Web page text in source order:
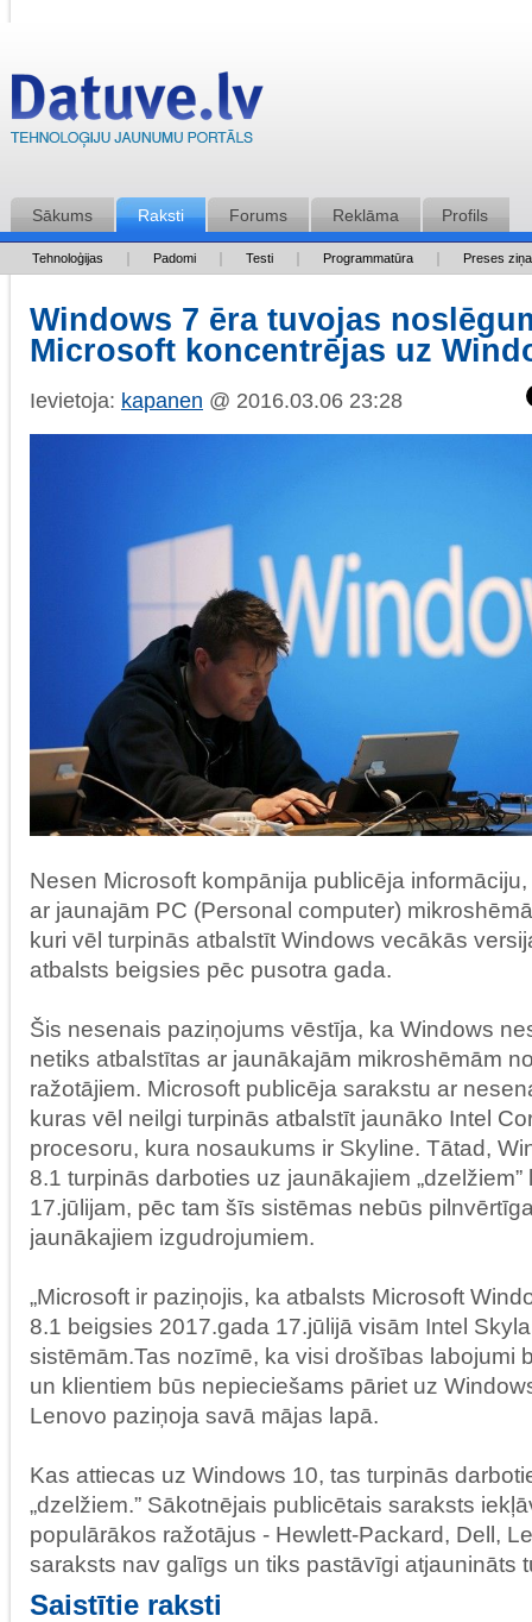
Sākums Raksti Forums Reklāma Profils
Tehnoloģijas Padomi Testi Programmatūra Preses
Windows 7 ēra tuvojas
Microsoft koncentrējas uz
Ievietoja: kapanen @ 2016.03.06 23:28
Nesen Microsoft kompānija publicēja
ar jaunajām PC (Personal computer)
kuri vēl turpinās atbalstīt Windows vecākās
atbalsts beigsies pēc pusotra gada.
Šis nesenais paziņojums vēstīja, ka Windows
netiks atbalstītas ar jaunākajām mikroshēmām
ražotājiem. Microsoft publicēja sarakstu ar
kuras vēl neilgi turpinās atbalstīt jaunāko Intel
procesoru, kura nosaukums ir Skyline. Tātad,
8.1 turpinās darboties uz jaunākajiem
17.jūlijam, pēc tam šīs sistēmas nebūs
jaunākajiem izgudrojumiem.
„Microsoft ir paziņojis, ka atbalsts Microsoft
8.1 beigsies 2017.gada 17.jūlijā visām Intel
sistēmām.Tas nozīmē, ka visi drošības labojumi
un klientiem būs nepieciešams pāriet uz
Lenovo paziņoja savā mājas lapā.
Kas attiecas uz Windows 10, tas turpinās
„dzelžiem.” Sākotnējais publicētais saraksts
populārākos ražotājus - Hewlett-Packard, Dell,
saraksts nav galīgs un tiks pastāvīgi atjaunināts
Saistītie raksti